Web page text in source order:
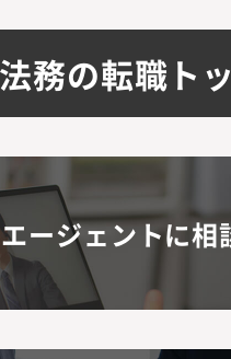
法務の転職ト
ージェントに相